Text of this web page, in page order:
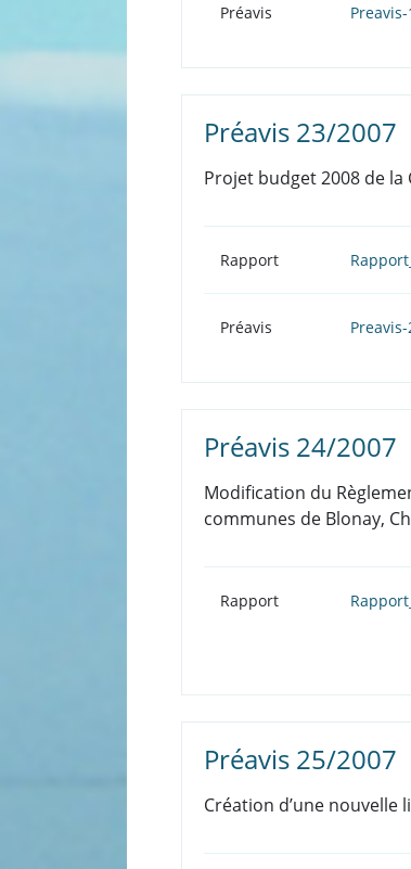
Préavis
Préavis 23/2007
Projet budget 2008 de
Rapport
Préavis
Préavis 24/2007
Modification du
communes de Blonay,
Rapport
Préavis 25/2007
Création d’une nouvelle